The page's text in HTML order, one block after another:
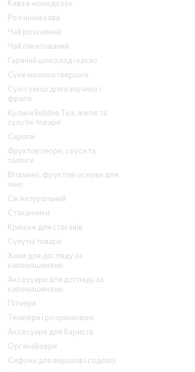
Кава в монодозах
Розчинна кава
Чай розсипний
Чай пакетований
Гарячий шоколад і какао
Сухе молоко і вершки
Сухі суміші для капучино і
фрапе
Кульки Bubble Tea, желе та
супутні товари
Сиропи
Фруктові пюре, соуси та
топінги
Вітамінні, фруктові основи для
чаю
Сік натуральний
Стаканчики
Кришки для стаканів
Супутні товари
Хімія для догляду за
кавомашинами
Аксесуари для догляду за
кавомашинами
Пітчери
Темпери і розрівнювачі
Аксесуари для бариста
Органайзери
Сифони для вершків і содової